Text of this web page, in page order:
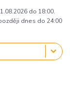
do 18:00.
dnes do 24:00